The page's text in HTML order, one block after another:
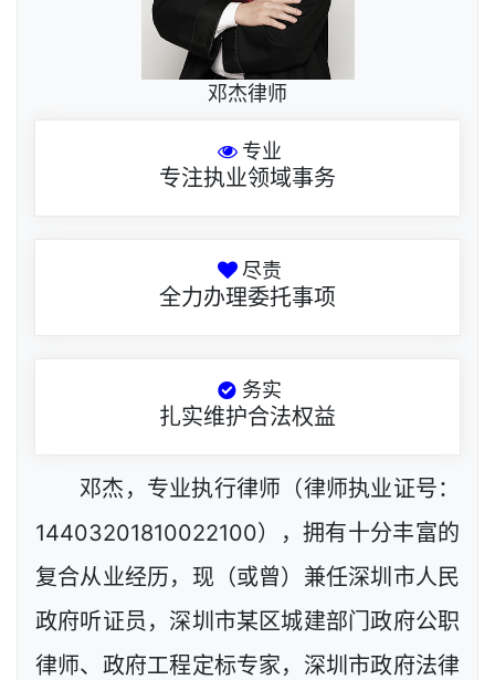
邓杰律师
专业
专注执业领域事务
尽责
全力办理委托事项
务实
扎实维护合法权益
邓杰，专业执行律师（律师执业证号：
14403201810022100），拥有十分丰富的
复合从业经历，现（或曾）兼任深圳市人民
政府听证员，深圳市某区城建部门政府公职
律师、政府工程定标专家，深圳市政府法律